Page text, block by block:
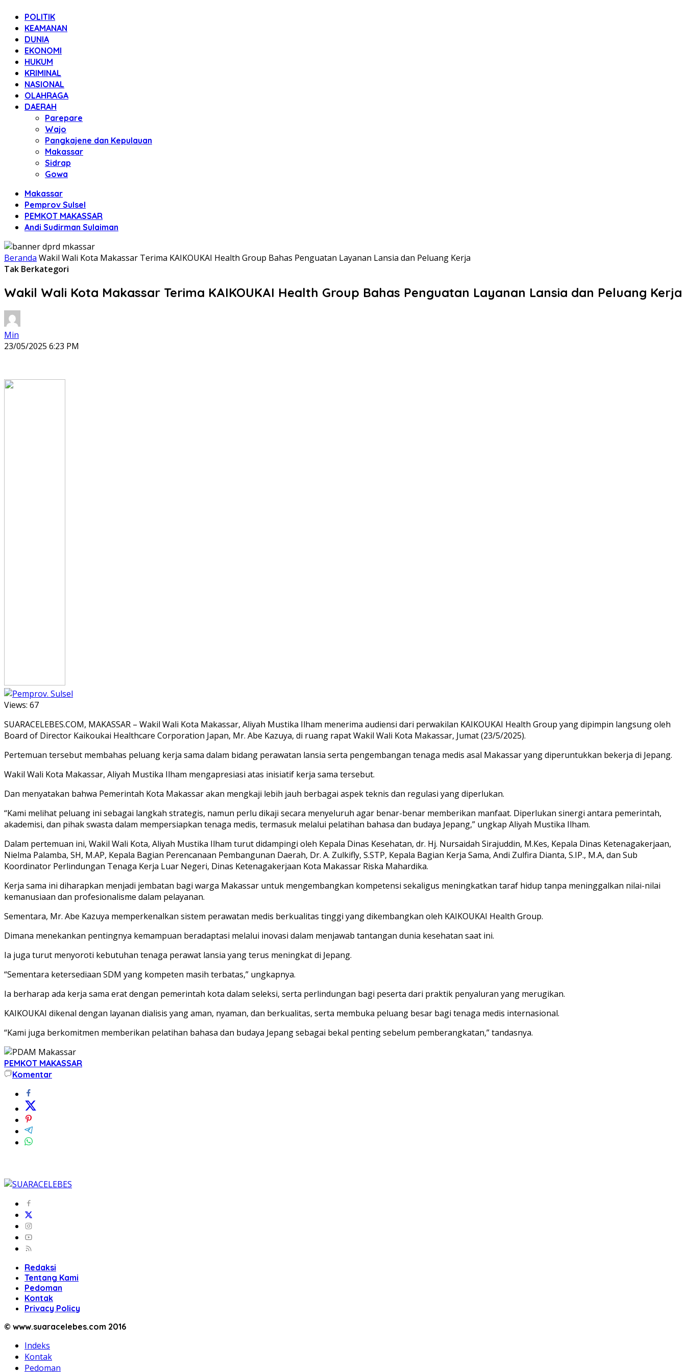
POLITIK
KEAMANAN
DUNIA
EKONOMI
HUKUM
KRIMINAL
NASIONAL
OLAHRAGA
DAERAH
Parepare
Wajo
Pangkajene dan Kepulauan
Makassar
Sidrap
Gowa
Makassar
Pemprov Sulsel
PEMKOT MAKASSAR
Andi Sudirman Sulaiman
Beranda Wakil Wali Kota Makassar Terima KAIKOUKAI Health Group Bahas Penguatan Layanan Lansia dan Peluang Kerja
Tak Berkategori
Wakil Wali Kota Makassar Terima KAIKOUKAI Health Group Bahas Penguatan Layanan Lansia dan Peluang Kerja
Min
23/05/2025 6:23 PM
Views: 67
SUARACELEBES.COM, MAKASSAR – Wakil Wali Kota Makassar, Aliyah Mustika Ilham menerima audiensi dari perwakilan KAIKOUKAI Health Group yang dipimpin langsung oleh
Board of Director Kaikoukai Healthcare Corporation Japan, Mr. Abe Kazuya, di ruang rapat Wakil Wali Kota Makassar, Jumat (23/5/2025).
Pertemuan tersebut membahas peluang kerja sama dalam bidang perawatan lansia serta pengembangan tenaga medis asal Makassar yang diperuntukkan bekerja di Jepang.
Wakil Wali Kota Makassar, Aliyah Mustika Ilham mengapresiasi atas inisiatif kerja sama tersebut.
Dan menyatakan bahwa Pemerintah Kota Makassar akan mengkaji lebih jauh berbagai aspek teknis dan regulasi yang diperlukan.
“Kami melihat peluang ini sebagai langkah strategis, namun perlu dikaji secara menyeluruh agar benar-benar memberikan manfaat. Diperlukan sinergi antara pemerintah,
akademisi, dan pihak swasta dalam mempersiapkan tenaga medis, termasuk melalui pelatihan bahasa dan budaya Jepang,” ungkap Aliyah Mustika Ilham.
Dalam pertemuan ini, Wakil Wali Kota, Aliyah Mustika Ilham turut didampingi oleh Kepala Dinas Kesehatan, dr. Hj. Nursaidah Sirajuddin, M.Kes, Kepala Dinas Ketenagakerjaan,
Nielma Palamba, SH, M.AP, Kepala Bagian Perencanaan Pembangunan Daerah, Dr. A. Zulkifly, S.STP, Kepala Bagian Kerja Sama, Andi Zulfira Dianta, S.IP., M.A, dan Sub
Koordinator Perlindungan Tenaga Kerja Luar Negeri, Dinas Ketenagakerjaan Kota Makassar Riska Mahardika.
Kerja sama ini diharapkan menjadi jembatan bagi warga Makassar untuk mengembangkan kompetensi sekaligus meningkatkan taraf hidup tanpa meninggalkan nilai-nilai
kemanusiaan dan profesionalisme dalam pelayanan.
Sementara, Mr. Abe Kazuya memperkenalkan sistem perawatan medis berkualitas tinggi yang dikembangkan oleh KAIKOUKAI Health Group.
Dimana menekankan pentingnya kemampuan beradaptasi melalui inovasi dalam menjawab tantangan dunia kesehatan saat ini.
Ia juga turut menyoroti kebutuhan tenaga perawat lansia yang terus meningkat di Jepang.
“Sementara ketersediaan SDM yang kompeten masih terbatas,” ungkapnya.
Ia berharap ada kerja sama erat dengan pemerintah kota dalam seleksi, serta perlindungan bagi peserta dari praktik penyaluran yang merugikan.
KAIKOUKAI dikenal dengan layanan dialisis yang aman, nyaman, dan berkualitas, serta membuka peluang besar bagi tenaga medis internasional.
“Kami juga berkomitmen memberikan pelatihan bahasa dan budaya Jepang sebagai bekal penting sebelum pemberangkatan,” tandasnya.
PEMKOT MAKASSAR
Komentar
Redaksi
Tentang Kami
Pedoman
Kontak
Privacy Policy
© www.suaracelebes.com 2016
Indeks
Kontak
Pedoman